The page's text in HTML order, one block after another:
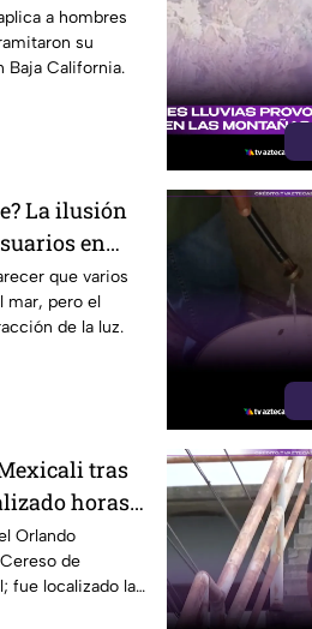
en Baja
a hombres
su
Baja California.
La ilusión
en
que varios
mar, pero el
de la luz.
tras
horas
Orlando
de
fue localizado la